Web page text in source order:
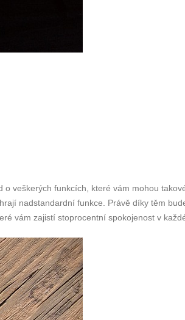
veškerých funkcích, které vám mohou
nadstandardní funkce. Právě díky těm
vám zajistí stoprocentní spokojenost v